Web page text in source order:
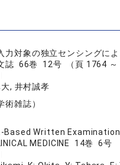
力対象の独立センシングに
誌 66巻 12号 （頁 1764 ～
, 井村誠孝
術雑誌）
Based Written
MEDICINE 14巻 6号